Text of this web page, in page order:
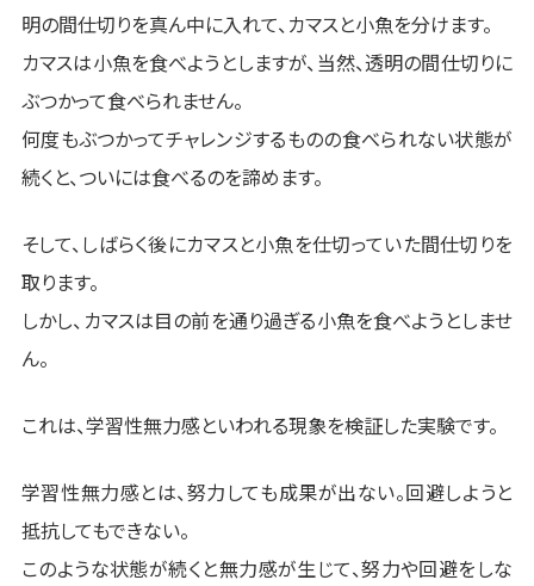
明の間仕切りを真ん中に入れて、カマスと小魚を分けます。
カマスは小魚を食べようとしますが、当然、透明の間仕切りに
ぶつかって食べられません。
何度もぶつかってチャレンジするものの食べられない状態が
続くと、ついには食べるのを諦めます。
そして、しばらく後にカマスと小魚を仕切っていた間仕切りを
取ります。
しかし、カマスは目の前を通り過ぎる小魚を食べようとしませ
ん。
これは、学習性無力感といわれる現象を検証した実験です。
学習性無力感とは、努力しても成果が出ない。回避しようと
抵抗してもできない。
このような状態が続くと無力感が生じて、努力や回避をしな